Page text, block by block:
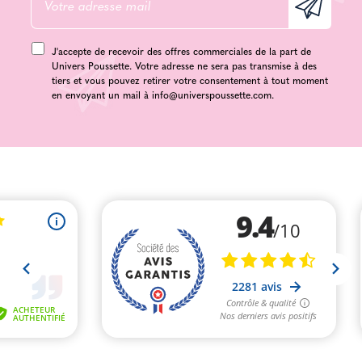
J'accepte de recevoir des offres commerciales de la part de
Univers Poussette. Votre adresse ne sera pas transmise à des
tiers et vous pouvez retirer votre consentement à tout moment
en envoyant un mail à info@universpoussette.com.